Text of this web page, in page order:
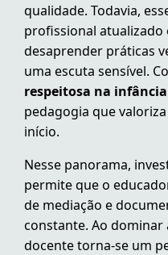
qualidade. Todavia,
profissional atualizado
desaprender práticas
uma escuta sensível.
respeitosa na infância
pedagogia que
início.
Nesse panorama,
permite que o
de mediação e
constante. Ao dominar
docente torna-se um